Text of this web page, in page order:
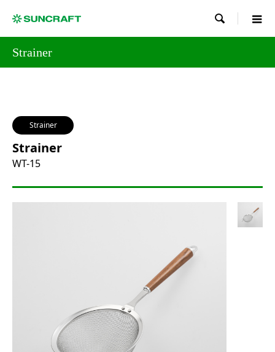

Strainer
Strainer
Strainer
WT-15